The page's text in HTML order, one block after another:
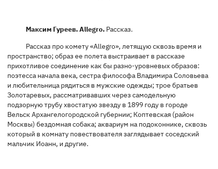
Максим Гуреев. Allegro.Рассказ.
Рассказ про комету «Allegro», летящую сквозь время и
пространство; образ ее полета выстраивает в рассказе
прихотливое соединение как бы разно-уровневых образов:
поэтесса начала века, сестра философа Владимира Соловьева
и любительница рядиться в мужские одежды; трое братьев
Золотаревых, рассматривавших через самодельную
подзорную трубу хвостатую звезду в 1899 году в городе
Вельск Архангелогородской губернии; Коптевская (район
Москвы) бездомная собака; аквариум на подоконнике, сквозь
который в комнату повествователя заглядывает соседский
мальчик Иоанн, и другие.